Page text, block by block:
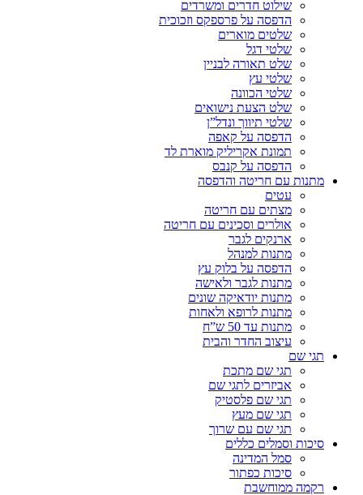
שילוט חדרים ומשרדים
הדפסה על פרספקס וזכוכית
שלטים מוארים
שלטי דגל
שלט תאורה לבניין
שלטי עץ
שלטי הכוונה
שלט הצעת נישואים
שלטי תיווך ונדל”ן
הדפסה על קאפה
תמונת אקריליק מוארת לד
הדפסה על קנבס
מתנות עם חריטה והדפסה
עטים
מצתים עם חריטה
אולרים וסכינים עם חריטה
ארנקים לגבר
מתנות למנהל
הדפסה על בלוק עץ
מתנות לגבר ולאישה
מתנות יודאיקה שונים
מתנות לרופא ולאחות
מתנות עד 50 ש”ח
עיצוב החדר והבית
תגי שם
תגי שם מתכת
אביזרים לתגי שם
תגי שם פלסטיק
תגי שם מעץ
תגי שם עם שרוך
סיכות וסמלים כללים
סמל המדינה
סיכות כפתור
רקמה ממוחשבת